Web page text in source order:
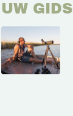
UW GIDS